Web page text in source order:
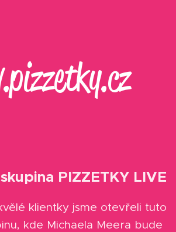
PIZZETKY LIVE
klientky jsme otevřeli tuto
kde Michaela Meera bude